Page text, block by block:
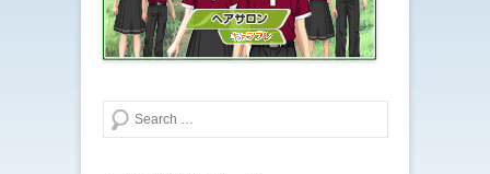
検索する